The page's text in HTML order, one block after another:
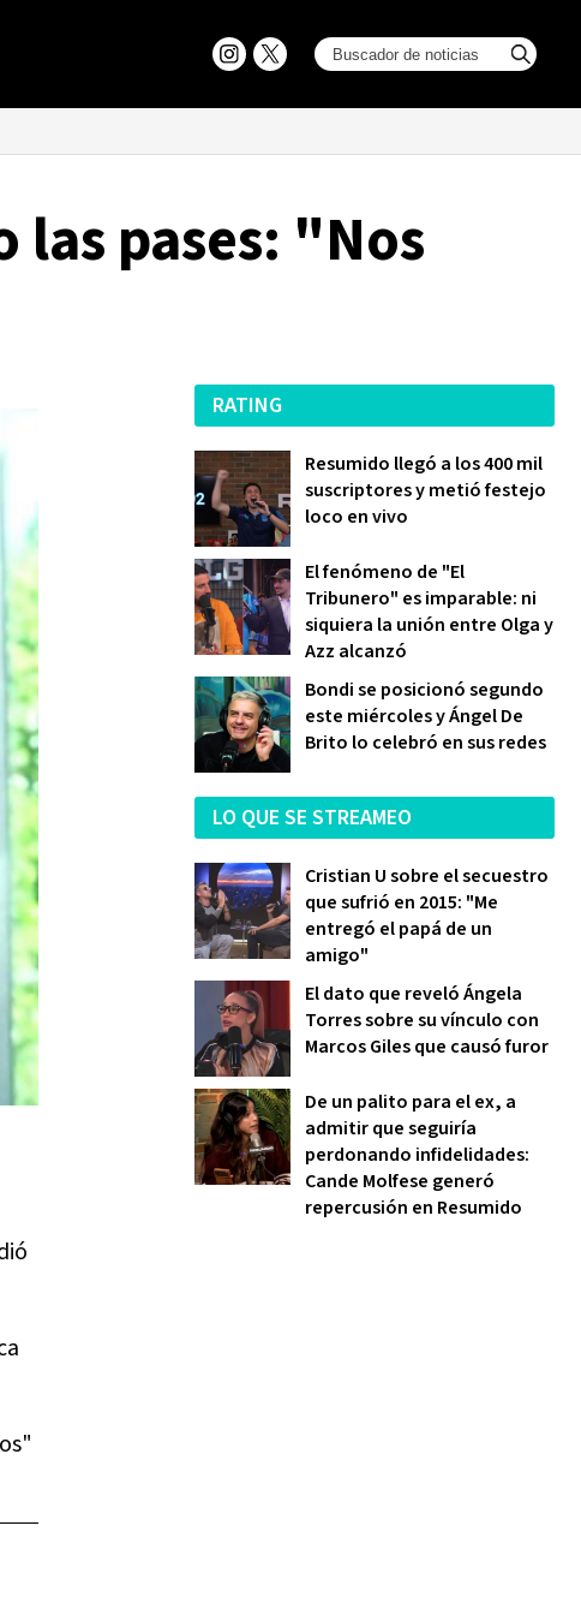
las pases: "Nos
RATING
Resumido llegó a los 400 mil
suscriptores y metió festejo
loco en vivo
El fenómeno de "El
Tribunero" es imparable: ni
siquiera la unión entre Olga y
Azz alcanzó
Bondi se posicionó segundo
este miércoles y Ángel De
Brito lo celebró en sus redes
LO QUE SE STREAMEO
Cristian U sobre el secuestro
que sufrió en 2015: "Me
entregó el papá de un
amigo"
El dato que reveló Ángela
Torres sobre su vínculo con
Marcos Giles que causó furor
De un palito para el ex, a
admitir que seguiría
perdonando infidelidades:
Cande Molfese generó
repercusión en Resumido